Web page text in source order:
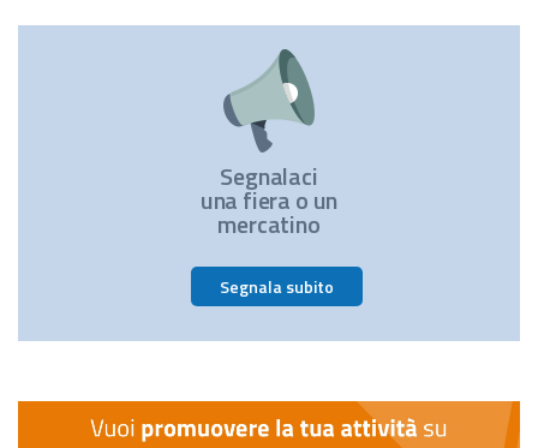
Segnalaci
una fiera o un
mercatino
Segnala subito